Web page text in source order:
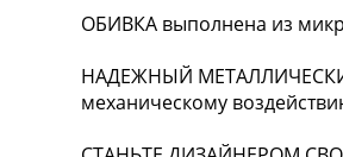
ОБИВКА выполнена из
НАДЕЖНЫЙ
механическому